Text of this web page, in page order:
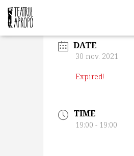
DATE
30 nov. 2021
Expired!
TIME
19:00 - 19:00